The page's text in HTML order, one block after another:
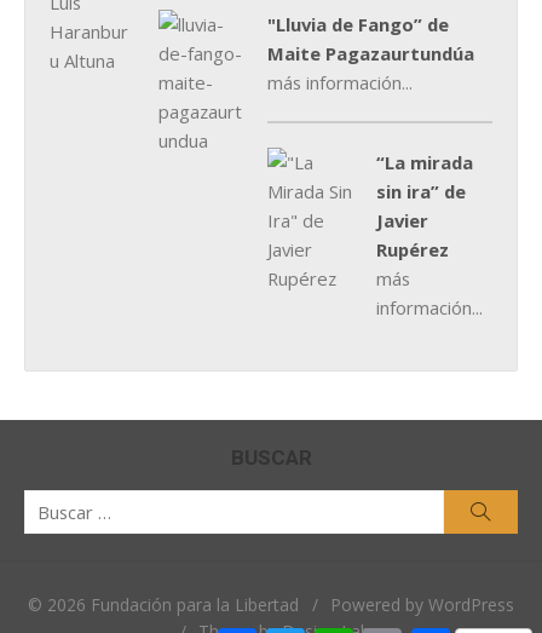
"Lluvia de Fango” de
Maite Pagazaurtundúa
más información...
“La mirada
sin ira” de
Javier
Rupérez
más
información...
BUSCAR
© 2026 Fundación para la Libertad /
Powered by WordPress